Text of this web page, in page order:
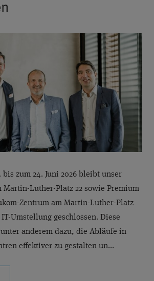
bis zum 24. Juni 2026 bleibt unser
Martin-Luther-Platz 22 sowie Premium
Zentrum am Martin-Luther-Platz
Umstellung geschlossen. Diese
anderem dazu, die Abläufe in
effektiver zu gestalten un...